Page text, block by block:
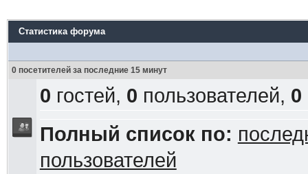
Статистика форума
0 посетителей за последние 15 минут
0 гостей, 0 пользователей, 0
Полный список по:
пользователей